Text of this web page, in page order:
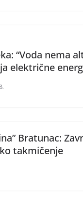
“Voda nema
električne
Bratunac:
takmičenje